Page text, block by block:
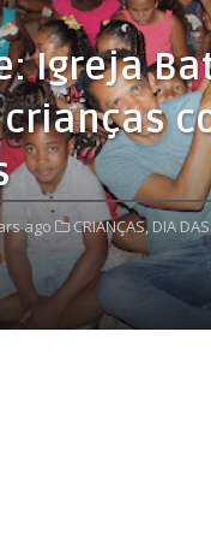
Igreja
ago CRIANÇAS, DIA